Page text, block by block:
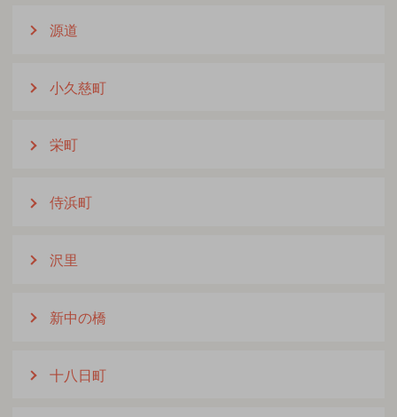
源道
小久慈町
栄町
侍浜町
沢里
新中の橋
十八日町